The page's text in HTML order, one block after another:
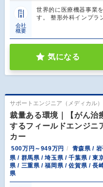
会社
概要
世界的に医療機器事業
す。 整形外科インプラ
気になる
サポートエンジニア（メディカル）
裁量ある環境｜【がん治
するフィールドエンジニ
カー
500万円～949万円
青森県 /
県 / 群馬県 / 埼玉県 / 千葉県 / 東
県 / 三重県 / 福岡県 / 佐賀県 / 長
県